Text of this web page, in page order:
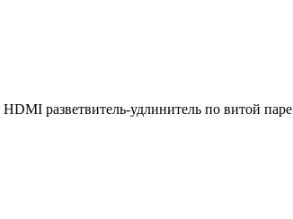
HDMI разветвитель-удлинитель по витой паре